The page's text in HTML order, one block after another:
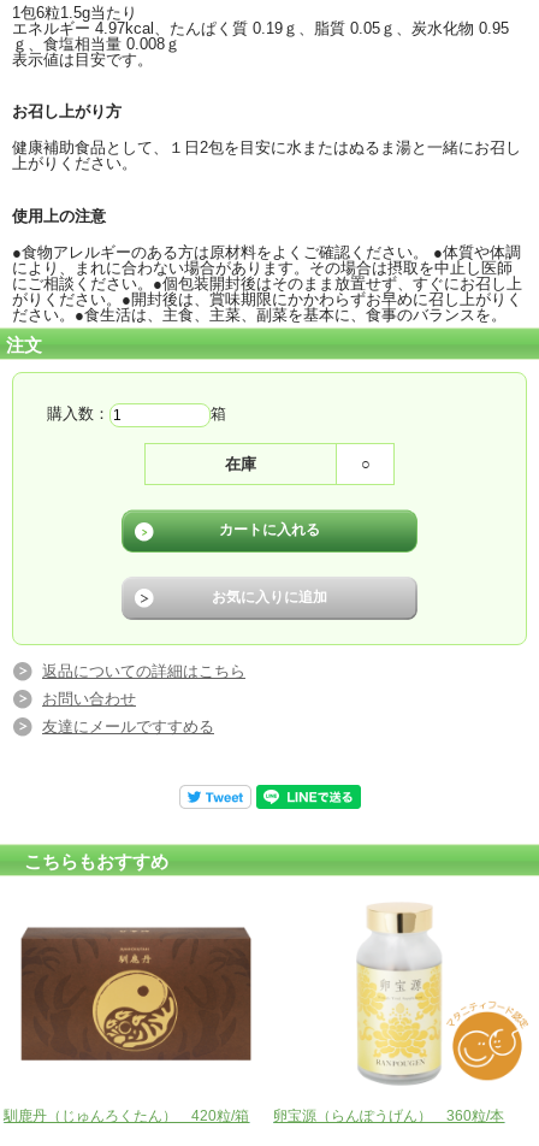
1包6粒1.5g当たり
エネルギー 4.97kcal、たんぱく質 0.19ｇ、脂質 0.05ｇ、炭水化物 0.95
ｇ、食塩相当量 0.008ｇ
表示値は目安です。
お召し上がり方
健康補助食品として、１日2包を目安に水またはぬるま湯と一緒にお召し
上がりください。
使用上の注意
●食物アレルギーのある方は原材料をよくご確認ください。 ●体質や体調
により、まれに合わない場合があります。その場合は摂取を中止し医師
にご相談ください。●個包装開封後はそのまま放置せず、すぐにお召し上
がりください。●開封後は、賞味期限にかかわらずお早めに召し上がりく
ださい。●食生活は、主食、主菜、副菜を基本に、食事のバランスを。
注文
購入数： 箱
在庫 ○
返品についての詳細はこちら
お問い合わせ
友達にメールですすめる
こちらもおすすめ
馴鹿丹（じゅんろくたん） 420粒/箱 卵宝源（らんぽうげん） 360粒/本